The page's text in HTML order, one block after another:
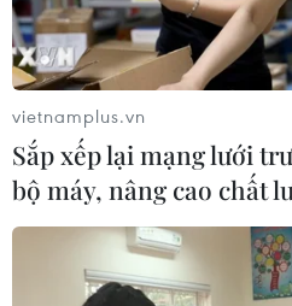
Ưu tiên phân bổ nguồn
dự án thuộc Cao tốc
16/05/2023 11:15
vietnamplus.vn
Sắp xếp lại mạng lưới
bộ máy, nâng cao chất